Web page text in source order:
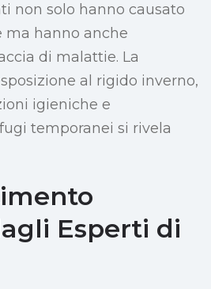
non solo hanno causato
hanno anche
di malattie. La
al rigido inverno,
igieniche e
temporanei si rivela
Esperti di